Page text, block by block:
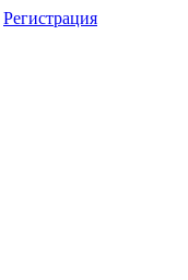
Регистрация